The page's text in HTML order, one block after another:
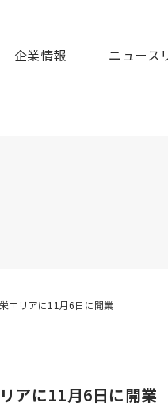
に謹んでお見舞い申しあ
企業情報 ニュース
アに11月6日に開業
エリアに11月6日に開業